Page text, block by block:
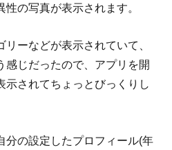
の写真が表示されます。
ーなどが表示されていて、
感じだったので、アプリを開
示されてちょっとびっくりし
分の設定したプロフィール(年